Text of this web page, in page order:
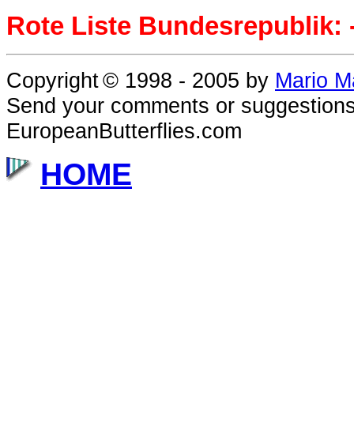
Rote Liste Bundesrepublik:
Copyright© 1998 - 2005 by Mario
Send your comments or
EuropeanButterflies.com
HOME